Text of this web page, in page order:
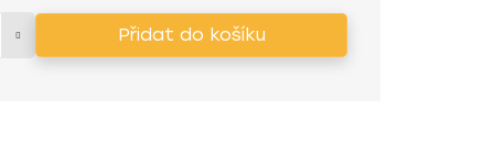
Přidat do košíku